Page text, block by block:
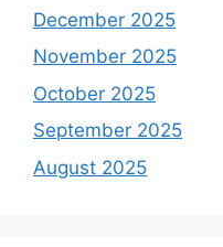
December 2025
November 2025
October 2025
September 2025
August 2025